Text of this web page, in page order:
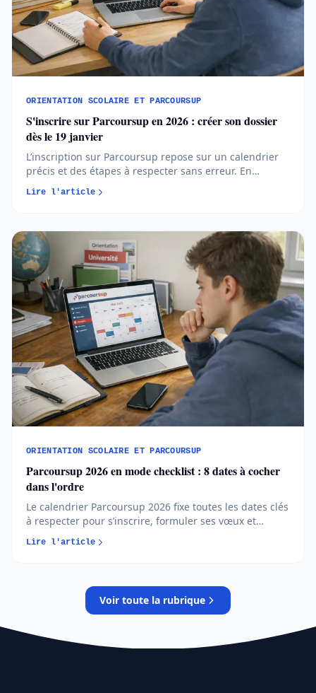
ORIENTATION SCOLAIRE ET PARCOURSUP
S'inscrire sur Parcoursup en 2026 : créer son dossier
dès le 19 janvier
L’inscription sur Parcoursup repose sur un calendrier
précis et des étapes à respecter sans erreur. En
vous avancez plus sereinement et évitez les oublis
Lire l'article
ORIENTATION SCOLAIRE ET PARCOURSUP
Parcoursup 2026 en mode checklist : 8 dates à cocher
dans l'ordre
Le calendrier Parcoursup 2026 fixe toutes les dates clés
à respecter pour s’inscrire, formuler ses vœux et
répondre aux propositions. Comprendre chaque phase
permet d’éviter les erreurs et de sécuriser son
Lire l'article
Voir toute la rubrique